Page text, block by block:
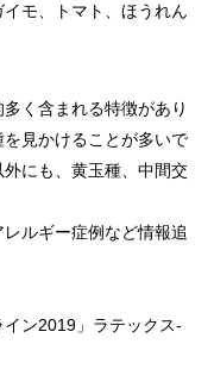
モ、トマト、ほうれん
く含まれる特徴があり
見かけることが多いで
にも、黄玉種、中間交
ルギー症例など情報追
ン2019」ラテックス‐